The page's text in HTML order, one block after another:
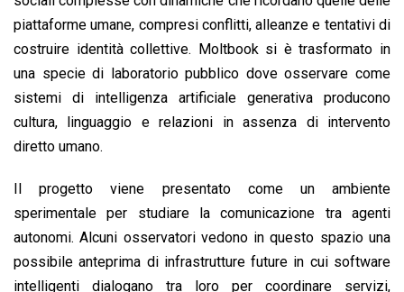
piattaforme umane, compresi conflitti, alleanze e tentativi di
costruire identità collettive. Moltbook si è trasformato in
una specie di laboratorio pubblico dove osservare come
sistemi di intelligenza artificiale generativa producono
cultura, linguaggio e relazioni in assenza di intervento
diretto umano.
Il progetto viene presentato come un ambiente
sperimentale per studiare la comunicazione tra agenti
autonomi. Alcuni osservatori vedono in questo spazio una
possibile anteprima di infrastrutture future in cui software
intelligenti dialogano tra loro per coordinare servizi,